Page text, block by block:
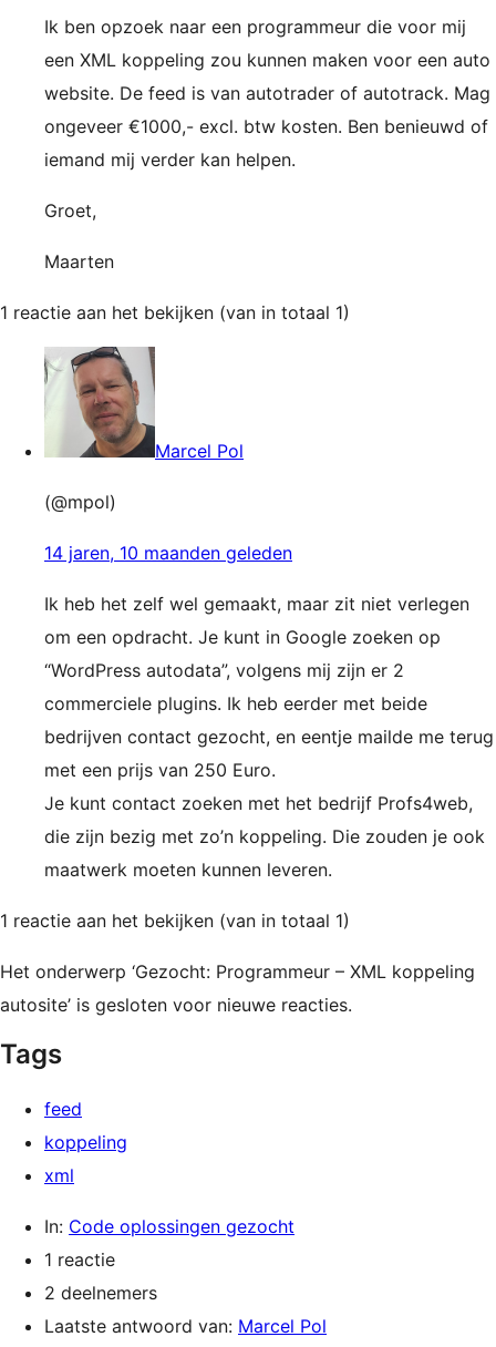
Ik ben opzoek naar een programmeur die voor mij
een XML koppeling zou kunnen maken voor een auto
website. De feed is van autotrader of autotrack. Mag
ongeveer €1000,- excl. btw kosten. Ben benieuwd of
iemand mij verder kan helpen.
Groet,
Maarten
1 reactie aan het bekijken (van in totaal 1)
Marcel Pol
(@mpol)
14 jaren, 10 maanden geleden
Ik heb het zelf wel gemaakt, maar zit niet verlegen
om een opdracht. Je kunt in Google zoeken op
“WordPress autodata”, volgens mij zijn er 2
commerciele plugins. Ik heb eerder met beide
bedrijven contact gezocht, en eentje mailde me terug
met een prijs van 250 Euro.
Je kunt contact zoeken met het bedrijf Profs4web,
die zijn bezig met zo’n koppeling. Die zouden je ook
maatwerk moeten kunnen leveren.
1 reactie aan het bekijken (van in totaal 1)
Het onderwerp ‘Gezocht: Programmeur – XML koppeling
autosite’ is gesloten voor nieuwe reacties.
Tags
feed
koppeling
xml
In: Code oplossingen gezocht
1 reactie
2 deelnemers
Laatste antwoord van: Marcel Pol